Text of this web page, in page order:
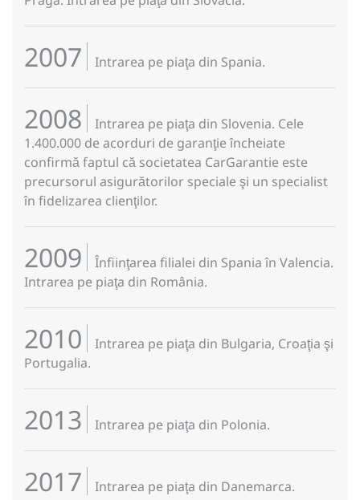
2007 Intrarea pe piaţa din Spania.
2008
Intrarea pe piaţa din Slovenia. Cele
1.400.000 de acorduri de garanţie încheiate
confirmă faptul că societatea CarGarantie este
precursorul asigurătorilor speciale şi un specialist
în fidelizarea clienţilor.
2009
Înfiinţarea filialei din Spania în Valencia.
Intrarea pe piaţa din România.
2010
Intrarea pe piaţa din Bulgaria, Croaţia şi
Portugalia.
2013 Intrarea pe piaţa din Polonia.
2017 Intrarea pe piaţa din Danemarca.